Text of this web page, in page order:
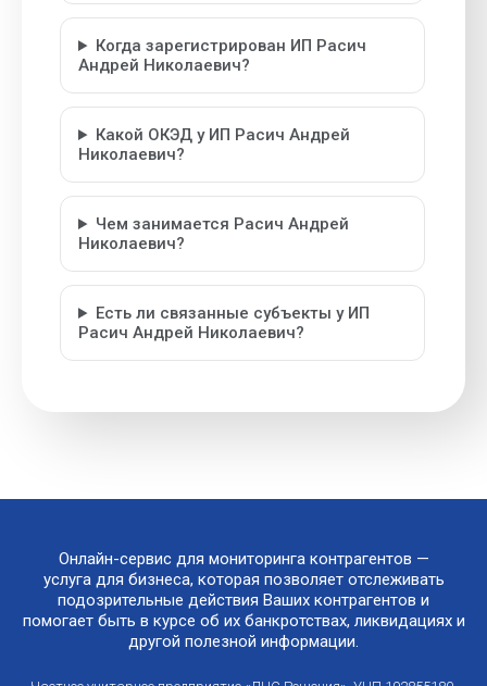
Когда зарегистрирован ИП Расич
Андрей Николаевич?
Какой ОКЭД у ИП Расич Андрей
Николаевич?
Чем занимается Расич Андрей
Николаевич?
Есть ли связанные субъекты у ИП
Расич Андрей Николаевич?
Онлайн-сервис для мониторинга контрагентов —
услуга для бизнеса, которая позволяет отслеживать
подозрительные действия Ваших контрагентов и
помогает быть в курсе об их банкротствах, ликвидациях и
другой полезной информации.